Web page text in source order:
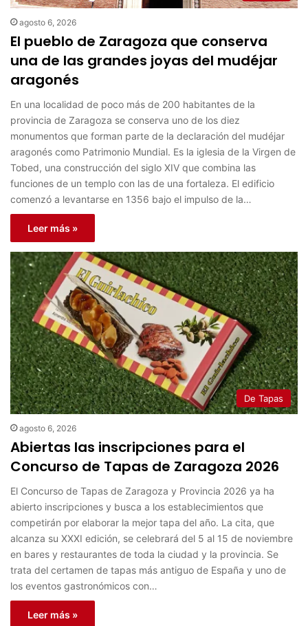
agosto 6, 2026
El pueblo de Zaragoza que conserva
una de las grandes joyas del mudéjar
aragonés
En una localidad de poco más de 200 habitantes de la
provincia de Zaragoza se conserva uno de los diez
monumentos que forman parte de la declaración del mudéjar
aragonés como Patrimonio Mundial. Es la iglesia de la Virgen de
Tobed, una construcción del siglo XIV que combina las
funciones de un templo con las de una fortaleza. El edificio
comenzó a levantarse en 1356 bajo el impulso de la…
Leer más »
De Tapas
agosto 6, 2026
Abiertas las inscripciones para el
Concurso de Tapas de Zaragoza 2026
El Concurso de Tapas de Zaragoza y Provincia 2026 ya ha
abierto inscripciones y busca a los establecimientos que
competirán por elaborar la mejor tapa del año. La cita, que
alcanza su XXXI edición, se celebrará del 5 al 15 de noviembre
en bares y restaurantes de toda la ciudad y la provincia. Se
trata del certamen de tapas más antiguo de España y uno de
los eventos gastronómicos con…
Leer más »